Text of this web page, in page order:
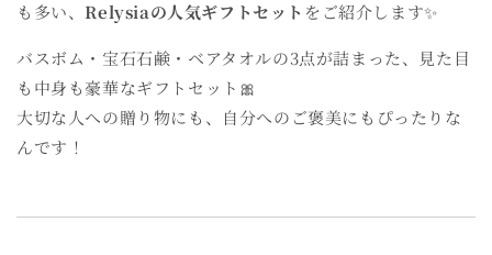
も多い、 Relysiaの人気ギフトセット をご紹介します✨
バスボム・宝石石鹸・ベアタオルの3点が詰まった、見た目
も中身も豪華なギフトセット🎀
大切な人への贈り物にも、自分へのご褒美にもぴったりな
んです！